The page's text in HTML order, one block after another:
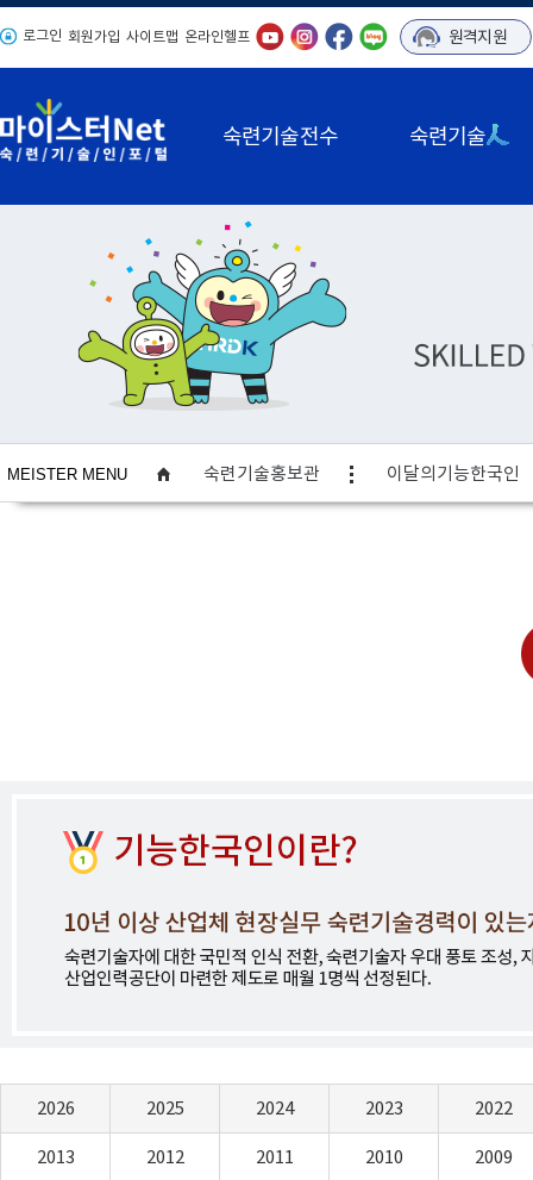
로그인 회원가입 사이트맵 온라인헬프 원격지원
숙련기술전수 숙련기술
MEISTER MENU 숙련기술홍보관 이달의기능한국인
사이트맵
2026 2025 2024 2023 2022
2013 2012 2011 2010 2009